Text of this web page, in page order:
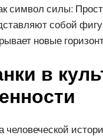
символ силы:
собой
новые
в
человеческой